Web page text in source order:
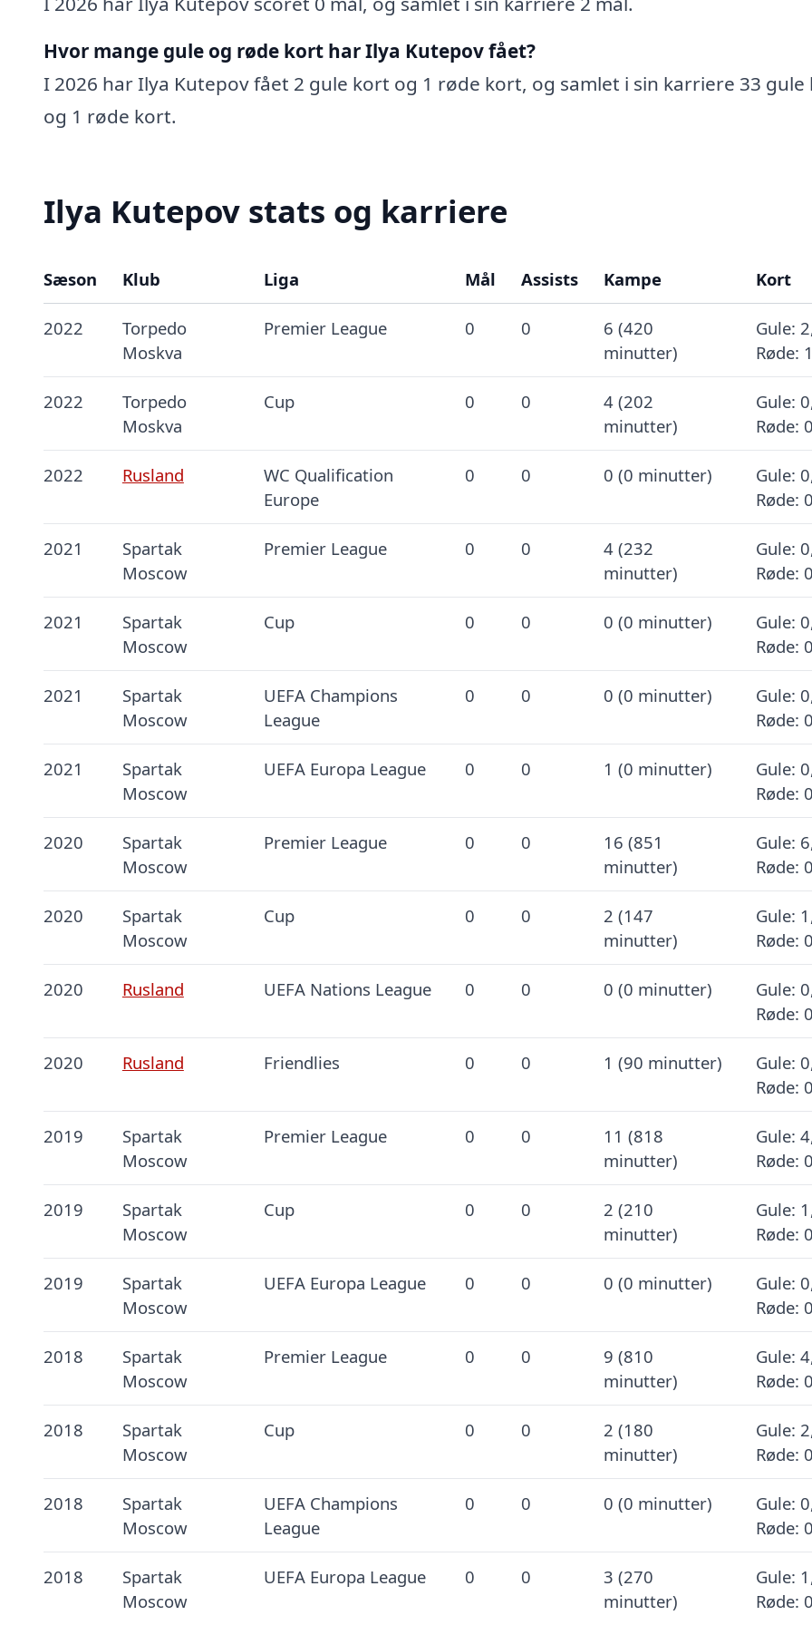
Hvor mange gule og røde kort har Ilya Kutepov fået?
I 2026 har Ilya Kutepov fået 2 gule kort og 1 røde kort, og samlet i sin karriere 33 gule
og 1 røde kort.
Ilya Kutepov stats og karriere
Sæson Klub Liga Mål Assists Kampe Kort
2022
Torpedo
Moskva
Premier League 0 0
6 (420
minutter)
Gule:
Røde: 1
2022
Torpedo
Moskva
Cup 0 0
4 (202
minutter)
Gule:
Røde: 0
2022 Rusland
WC Qualification
Europe
0 0 0 (0 minutter)
Gule:
Røde: 0
2021
Spartak
Moscow
Premier League 0 0
4 (232
minutter)
Gule:
Røde: 0
2021
Spartak
Moscow
Cup 0 0 0 (0 minutter)
Gule:
Røde: 0
2021
Spartak
Moscow
UEFA Champions
League
0 0 0 (0 minutter)
Gule:
Røde: 0
2021
Spartak
Moscow
UEFA Europa League 0 0 1 (0 minutter)
Gule:
Røde: 0
2020
Spartak
Moscow
Premier League 0 0
16 (851
minutter)
Gule:
Røde: 0
2020
Spartak
Moscow
Cup 0 0
2 (147
minutter)
Gule:
Røde: 0
2020 Rusland UEFA Nations League 0 0 0 (0 minutter)
Gule:
Røde: 0
2020 Rusland Friendlies 0 0 1 (90 minutter)
Gule:
Røde: 0
2019
Spartak
Moscow
Premier League 0 0
11 (818
minutter)
Gule:
Røde: 0
2019
Spartak
Moscow
Cup 0 0
2 (210
minutter)
Gule:
Røde: 0
2019
Spartak
Moscow
UEFA Europa League 0 0 0 (0 minutter)
Gule:
Røde: 0
2018
Spartak
Moscow
Premier League 0 0
9 (810
minutter)
Gule:
Røde: 0
2018
Spartak
Moscow
Cup 0 0
2 (180
minutter)
Gule:
Røde: 0
2018
Spartak
Moscow
UEFA Champions
League
0 0 0 (0 minutter)
Gule:
Røde: 0
2018
Spartak
Moscow
UEFA Europa League 0 0
3 (270
minutter)
Gule:
Røde: 0